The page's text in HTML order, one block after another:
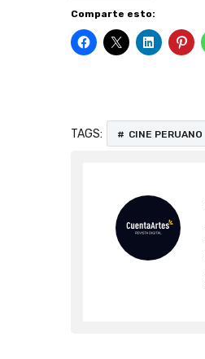
Comparte esto:
TAGS: CINE PERUANO